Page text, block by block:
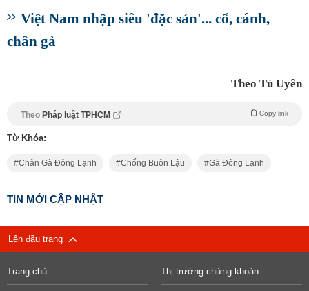
Việt Nam nhập siêu 'đặc sản'... cổ, cánh,
chân gà
Theo Tú Uyên
Theo Pháp luật TPHCM Copy link
Từ Khóa:
Chân Gà Đông Lạnh Chống Buôn Lậu Gà Đông Lạnh
TIN MỚI CẬP NHẬT
Lên đầu trang
Trang chủ Thị trường chứng khoán